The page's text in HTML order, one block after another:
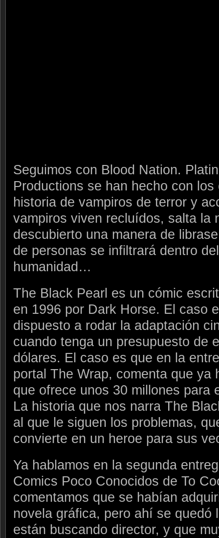
Seguimos con Blood Nation.
Productions se han hecho con
historia de vampiros de terror y
vampiros viven recluídos, salta la
descubierto una manera de
de personas se infiltrará dentro
humanidad…
The Black Pearl es un cómic
en 1996 por Dark Horse. El caso
dispuesto a rodar la adaptación
cuando tenga un presupuesto de
dólares. El caso es que en la
portal The Wrap, comenta que ya
que ofrece unos 30 millones para
La historia que nos narra The
al que le siguen los problemas,
convierte en un heroe para sus
Ya hablamos en la segunda
Comics Poco Conocidos de To
comentamos que se habían
novela gráfica, pero ahí se quedó
están buscando director, y que